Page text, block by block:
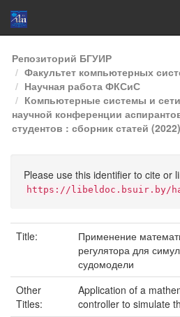
Skip
navigation
Репозиторий БГУИР
Факультет компьютерных
Научная работа ФКСиС
Компьютерные системы и
научной конференции
студентов : сборник статей (2022)
Please use this identifier to cite or
https://libeldoc.bsuir.by/
Title:
Применение
регулятора для
судомодели
Other
Titles:
Application of a
controller to simulate